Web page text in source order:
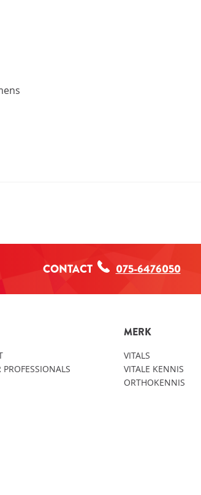
CONTACT 075-6476050
MERK
VITALS
VITALE KENNIS
ORTHOKENNIS